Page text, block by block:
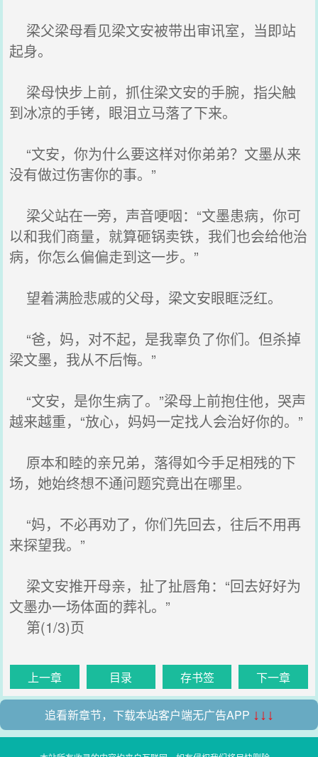
梁父梁母看见梁文安被带出审讯室，当即站
起身。
梁母快步上前，抓住梁文安的手腕，指尖触
到冰凉的手铐，眼泪立马落了下来。
“文安，你为什么要这样对你弟弟？文墨从来
没有做过伤害你的事。”
梁父站在一旁，声音哽咽：“文墨患病，你可
以和我们商量，就算砸锅卖铁，我们也会给他治
病，你怎么偏偏走到这一步。”
望着满脸悲戚的父母，梁文安眼眶泛红。
“爸，妈，对不起，是我辜负了你们。但杀掉
梁文墨，我从不后悔。”
“文安，是你生病了。”梁母上前抱住他，哭声
越来越重，“放心，妈妈一定找人会治好你的。”
原本和睦的亲兄弟，落得如今手足相残的下
场，她始终想不通问题究竟出在哪里。
“妈，不必再劝了，你们先回去，往后不用再
来探望我。”
梁文安推开母亲，扯了扯唇角：“回去好好为
文墨办一场体面的葬礼。”
第(1/3)页
上一章 目录 存书签 下一章
追看新章节，下载本站客户端无广告APP ↓↓↓